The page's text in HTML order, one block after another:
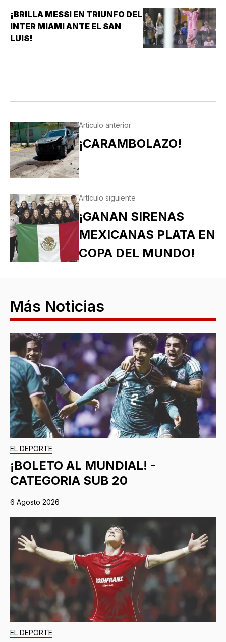
SERIE DE LA TEMPORADA REGULAR EN EL
ESTADIO HERMANOS SERDÁN, CON LO QUE LOS
POBLANOS…
¡BRILLA MESSI EN TRIUNFO DEL
INTER MIAMI ANTE EL SAN
LUIS!
Artículo anterior
¡CARAMBOLAZO!
Artículo siguiente
¡GANAN SIRENAS
MEXICANAS PLATA EN
COPA DEL MUNDO!
Más Noticias
EL DEPORTE
¡BOLETO AL MUNDIAL! -
CATEGORIA SUB 20
6 Agosto 2026
EL DEPORTE